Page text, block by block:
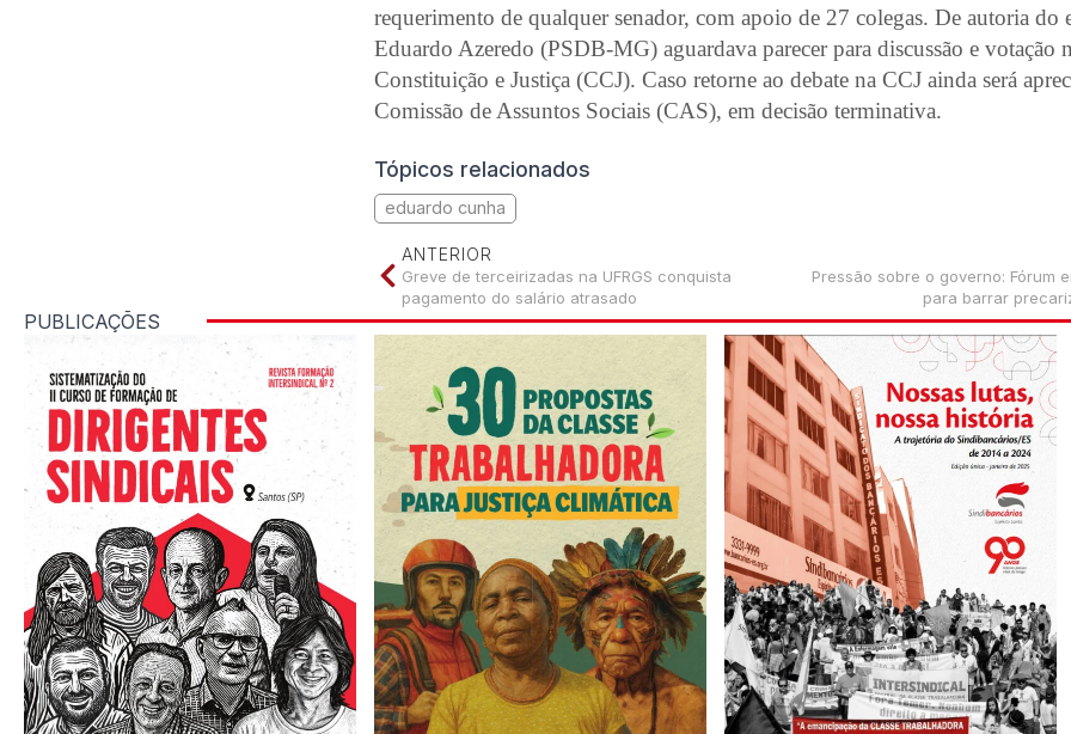
requerimento de qualquer senador, com apoio de 27 colegas. De autoria do
Eduardo Azeredo (PSDB-MG) aguardava parecer para discussão e votação
Constituição e Justiça (CCJ). Caso retorne ao debate na CCJ ainda será
Comissão de Assuntos Sociais (CAS), em decisão terminativa.
Tópicos relacionados
eduardo cunha
Pressão sobre o governo: Fórum
para barrar
ANTERIOR
Greve de terceirizadas na UFRGS conquista
pagamento do salário atrasado
PUBLICAÇÕES